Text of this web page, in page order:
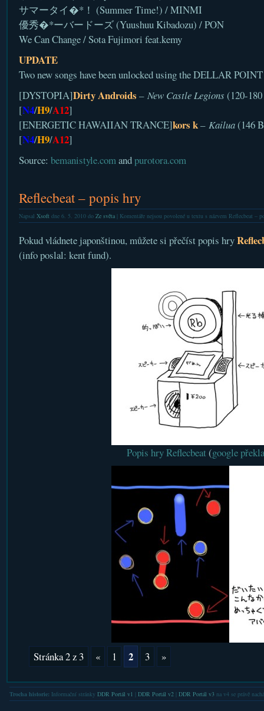
サマータイ�*！ (Summer Time!) / MINMI
優秀�*ーバードーズ (Yuushuu Kibadozu) / PON
We Can Change / Sota Fujimori feat.kemy
UPDATE
Two new songs have been unlocked using the DELLAR
[DYSTOPIA]Dirty Androids – New Castle Legions (120-
[N4/H9/A12]
[ENERGETIC HAWAIIAN TRANCE]kors k– Kailua(146
[N4/H9/A12]
Source: bemanistyle.comandpurotora.com
Reflecbeat – popis hry
Napsal Xsoftdne 6. 5. 2010 do Ze světa| Komentáře nejsou povolenéu textu s názvem Reflecbeat –
Pokud vládnete japonštinou, můžete si přečíst popis hry
(info poslal: kent fund).
Popis hry Reflecbeat (google
p://koneko.okitsune.com/diamonddust/
Stránka 2 z 3 « 1 2 3 »
Trocha historie: Informační stránky DDR Portál v1 DDR Portál v2| DDR Portál v3na v4 se právě